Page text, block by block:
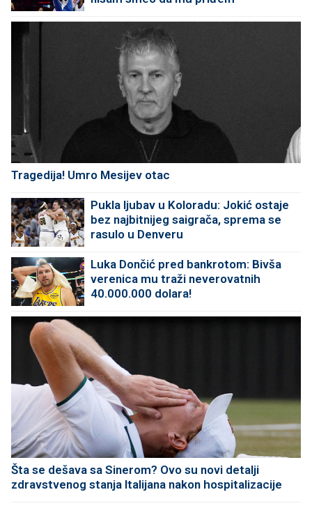
Tragedija! Umro Mesijev otac
Pukla ljubav u Koloradu: Jokić ostaje
bez najbitnijeg saigrača, sprema se
rasulo u Denveru
Luka Dončić pred bankrotom: Bivša
verenica mu traži neverovatnih
40.000.000 dolara!
Šta se dešava sa Sinerom? Ovo su novi detalji
zdravstvenog stanja Italijana nakon hospitalizacije